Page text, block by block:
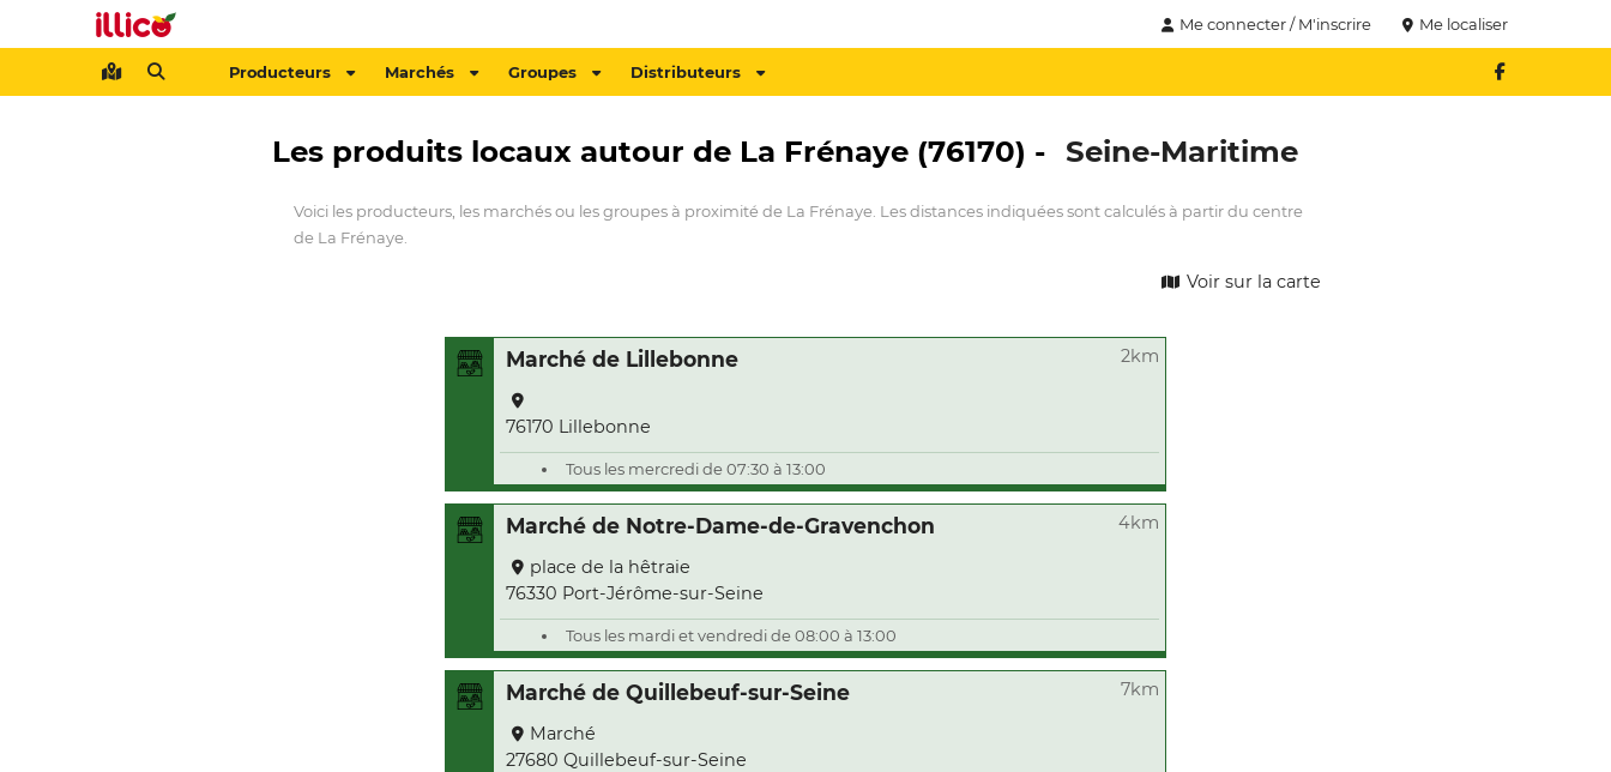
Me connecter / M'inscrire Me localiser
Producteurs Marchés Groupes Distributeurs
Les produits locaux autour de La Frénaye (76170) - Seine-Maritime
Voici les producteurs, les marchés ou les groupes à proximité de La Frénaye. Les distances indiquées sont calculés à partir du centre
de La Frénaye.
Voir sur la carte
Marché de Lillebonne 2km
76170 Lillebonne
Tous les mercredi de 07:30 à 13:00
Marché de Notre-Dame-de-Gravenchon 4km
place de la hêtraie
76330 Port-Jérôme-sur-Seine
Tous les mardi et vendredi de 08:00 à 13:00
Marché de Quillebeuf-sur-Seine 7km
Marché
27680 Quillebeuf-sur-Seine